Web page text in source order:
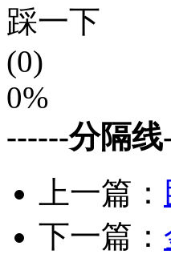
踩一下
(0)
0%
------分隔
上一篇：
下一篇：